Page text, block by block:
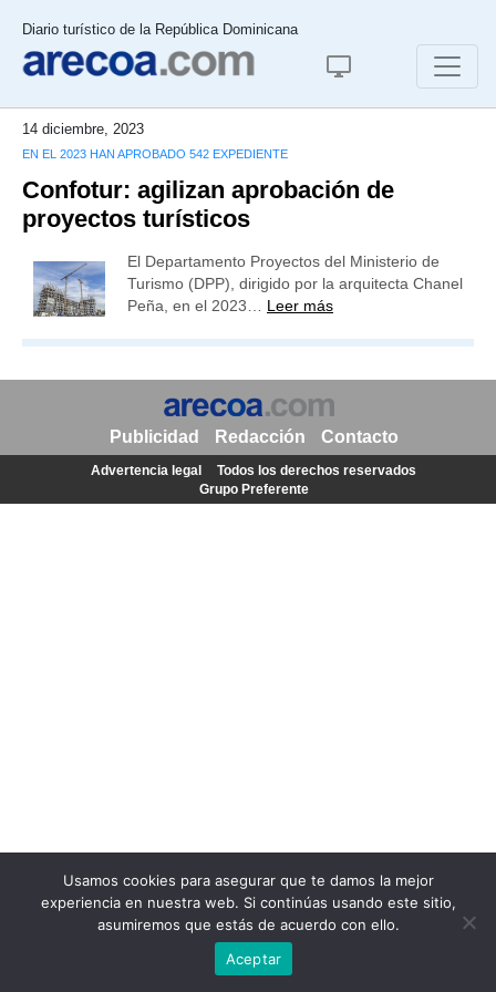
Diario turístico de la República Dominicana
14 diciembre, 2023
EN EL 2023 HAN APROBADO 542 EXPEDIENTE
Confotur: agilizan aprobación de
proyectos turísticos
El Departamento Proyectos del Ministerio de
Turismo (DPP), dirigido por la arquitecta Chanel
Peña, en el 2023… Leer más
Usamos cookies para asegurar que te damos la mejor
experiencia en nuestra web. Si continúas usando este sitio,
asumiremos que estás de acuerdo con ello.
Aceptar
Publicidad Redacción Contacto
Advertencia legal
Todos los derechos reservados
Grupo Preferente